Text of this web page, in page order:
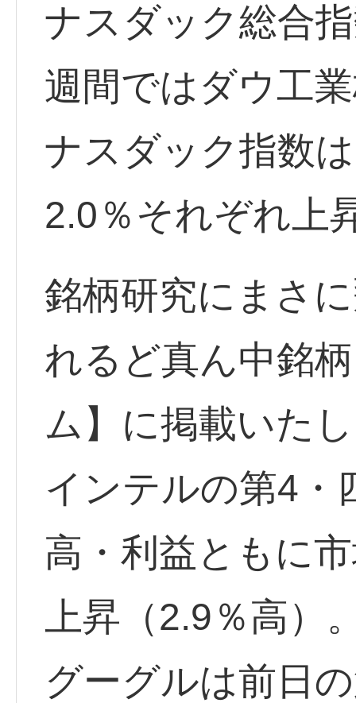
ナスダック総合
週間ではダウ工
ナスダック指数
2.0％それぞれ上
銘柄研究にまさ
れるど真ん中銘
ム】に掲載いた
インテルの第4・
高・利益ともに
上昇（2.9％高）
グーグルは前日